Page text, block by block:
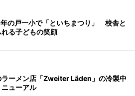
の戸一小で「といちまつり」 校舎と
る子どもの笑顔
ラーメン店「Zweiter Läden」の冷製中
ューアル